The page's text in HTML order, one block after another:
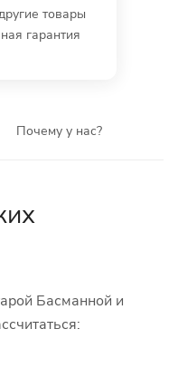
товары
гарантия
Почему у нас?
Басманной и